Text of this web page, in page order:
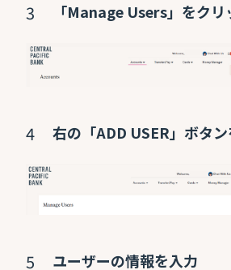
「Manage Users」をクリ
右の「ADD USER」ボタ
ユーザーの情報を入力